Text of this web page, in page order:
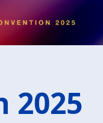
2025